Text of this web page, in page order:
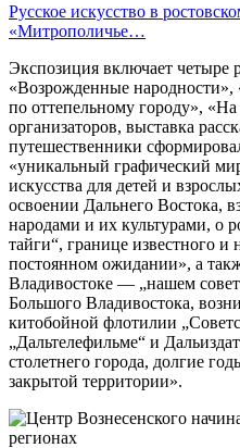
Русское искусство в
«Митрополичье…
Экспозиция включает четыре
«Возрожденные народности»,
по оттепельному городу»,
организаторов, выставка
путешественники
«уникальный графический
искусства для детей и
освоении Дальнего Востока,
народами и их культурами, о
тайги“, границе известного и
постоянном ожидании», а
Владивостоке — „нашем
Большого Владивостока,
китобойной флотилии
„Дальтелефильме“ и
столетнего города, долгие
закрытой территории».